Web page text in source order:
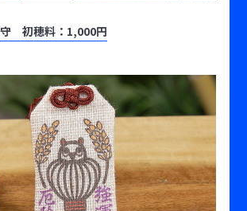
初穂料：1,000円